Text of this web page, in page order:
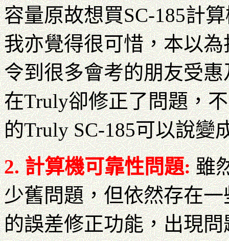
容量原故想買SC-185計
我亦覺得很可惜，本以
令到很多會考的朋友受
在Truly卻修正了問題，
的Truly SC-185可以說變
2. 計算機可靠性問題:雖
少舊問題，但依然存在
的誤差修正功能，出現